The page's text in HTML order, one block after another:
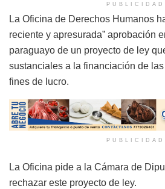
PUBLICIDAD
La Oficina de Derechos Humanos
reciente y apresurada” aprobación
paraguayo de un proyecto de ley
sustanciales a la financiación de
fines de lucro.
PUBLICIDAD
La Oficina pide a la Cámara de
rechazar este proyecto de ley.